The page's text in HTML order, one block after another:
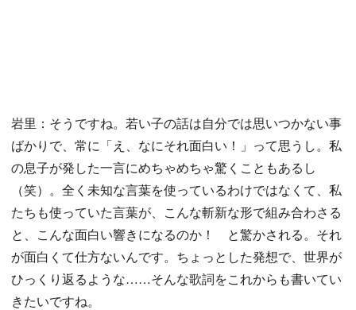
岩里：そうですね。若い子の話は自分では思いつかない事
ばかりで、常に「え、なにそれ面白い！」って思うし。私
の息子が発した一言にめちゃめちゃ驚くこともあるし
（笑）。全く未知な言葉を使っているわけではなくて、私
たちも使っていた言葉が、こんな斬新な形で組み合わさる
と、こんな面白い響きになるのか！ と驚かされる。それ
が面白くて仕方ないんです。ちょっとした発想で、世界が
ひっくり返るような……そんな歌詞をこれからも書いてい
きたいですね。